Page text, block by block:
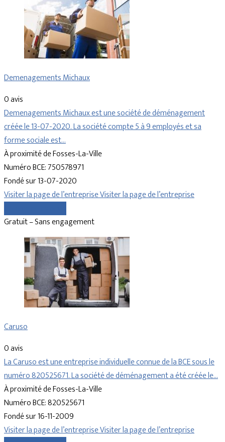
Demenagements Michaux
0 avis
Demenagements Michaux est une société de déménagement
créée le 13-07-2020. La société compte 5 à 9 employés et sa
forme sociale est…
À proximité de Fosses-La-Ville
Numéro BCE: 750578971
Fondé sur 13-07-2020
Visiter la page de l’entrepriseVisiter la page de l’entreprise
Gratuit – Sans engagement
Caruso
0 avis
La Caruso est une entreprise individuelle connue de la BCE sous le
numéro 820525671. La société de déménagement a été créée le…
À proximité de Fosses-La-Ville
Numéro BCE: 820525671
Fondé sur 16-11-2009
Visiter la page de l’entrepriseVisiter la page de l’entreprise